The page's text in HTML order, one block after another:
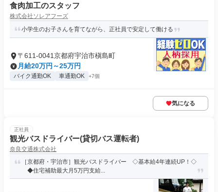
食肉加工のスタッフ
株式会社ソレアフーズ
小学生のお子さんを育てながら、正社員で安定して働ける
〒611-0041京都府宇治市槇島町
月給20万円～25万円
バイク通勤OK 車通勤OK +7個
気になる
正社員
観光バスドライバー(貸切バス運転者)
奈良交通株式会社
［京都府・宇治市］観光バスドライバー ◇基本給4年連続UP！◇
◆住宅補助最大月5万円支給...